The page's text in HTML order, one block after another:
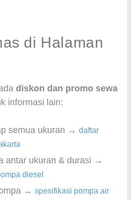
di Halaman
diskon dan promo sewa
informasi lain:
semua ukuran → daftar
antar ukuran & durasi →
diesel
→ spesifikasi pompa air